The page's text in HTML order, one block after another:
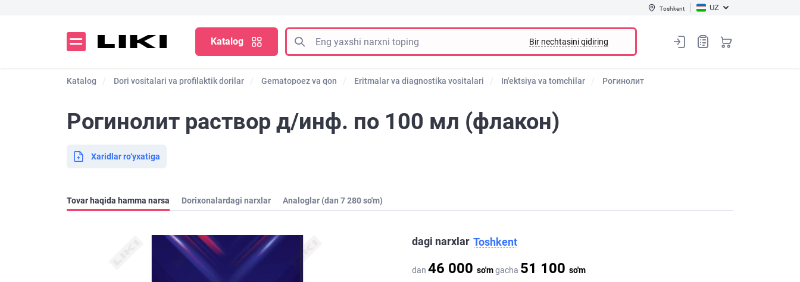
Toshkent UZ
Katalog Bir nechtasini qidiring
Katalog Dori vositalari va profilaktik dorilar Gematopoez va qon Eritmalar va diagnostika vositalari In'ektsiya va tomchilar Рогинолит
Рогинолит раствор д/инф. по 100 мл (флакон)
Xaridlar ro‘yxatiga
Tovar haqida hamma narsa Dorixonalardagi narxlar Analoglar (dan 7 280 so'm)
dagi narxlar Toshkent
dan 46 000 so'mgacha 51 100 so'm